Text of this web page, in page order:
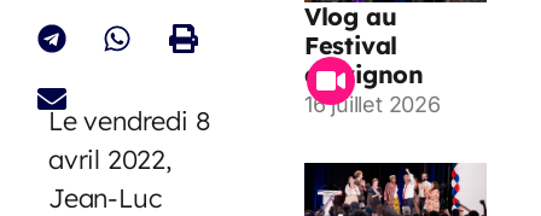
Le vendredi 8
avril 2022,
Jean-Luc
Vlog au
Festival
d’Avignon
16 juillet 2026